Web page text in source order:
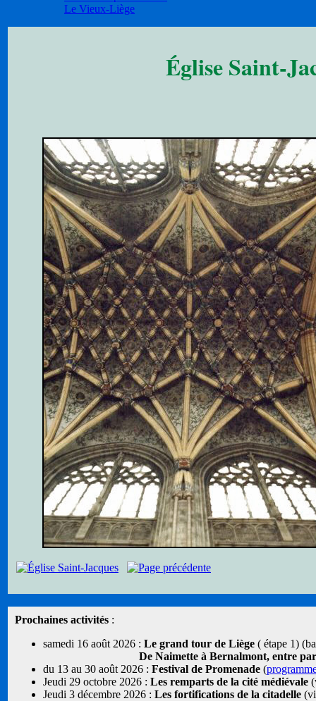
Le Vieux-Liège
Église Saint-
Prochaines activités :
samedi 16 août 2026 : Le grand tour de Liège ( étape 1)
De Naimette à Bernalmont, entre
du 13 au 30 août 2026 : Festival de Promenade (
Jeudi 29 octobre 2026 : Les remparts de la cité médiévale
Jeudi 3 décembre 2026 : Les fortifications de la citadelle